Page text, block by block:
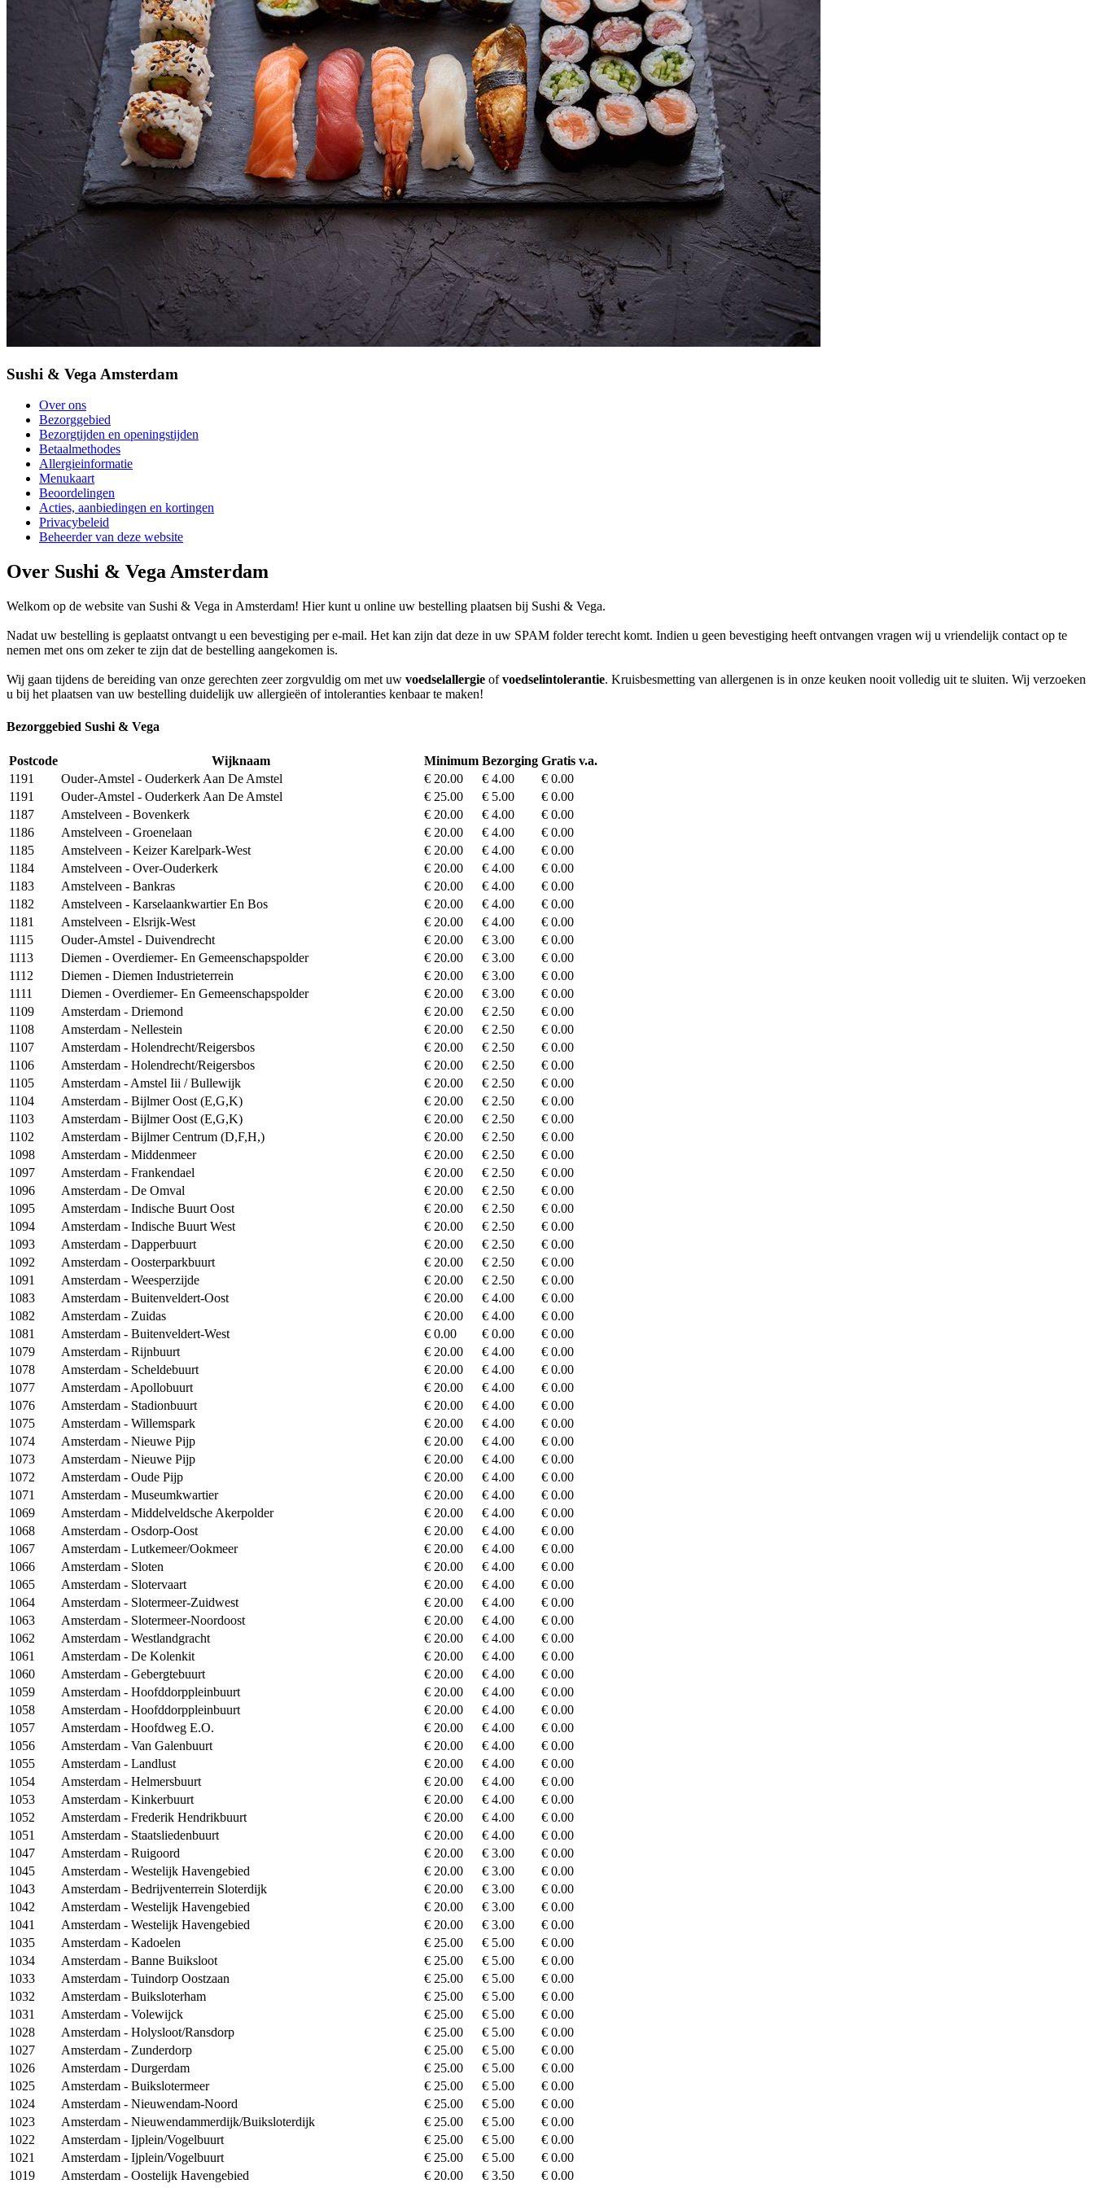
Sushi & Vega Amsterdam
Over ons
Bezorggebied
Bezorgtijden en openingstijden
Betaalmethodes
Allergieinformatie
Menukaart
Beoordelingen
Acties, aanbiedingen en kortingen
Privacybeleid
Beheerder van deze website
Over Sushi & Vega Amsterdam
Welkom op de website van Sushi & Vega in Amsterdam! Hier kunt u online uw bestelling plaatsen bij Sushi & Vega.
Nadat uw bestelling is geplaatst ontvangt u een bevestiging per e-mail. Het kan zijn dat deze in uw SPAM folder terecht komt. Indien u geen bevestiging heeft ontvangen vragen wij u vriendelijk contact op te
nemen met ons om zeker te zijn dat de bestelling aangekomen is.
Wij gaan tijdens de bereiding van onze gerechten zeer zorgvuldig om met uw voedselallergie ofvoedselintolerantie. Kruisbesmetting van allergenen is in onze keuken nooit volledig uit te sluiten. Wij verzoeken
u bij het plaatsen van uw bestelling duidelijk uw allergieën of intoleranties kenbaar te maken!
Bezorggebied Sushi & Vega
Postcode Wijknaam Minimum Bezorging Gratis v.a.
1191
Ouder-Amstel - Ouderkerk Aan De Amstel € 20.00 € 4.00
€ 0.00
1191
Ouder-Amstel - Ouderkerk Aan De Amstel € 25.00 € 5.00
€ 0.00
1187
Amstelveen - Bovenkerk € 20.00 € 4.00
€ 0.00
1186
Amstelveen - Groenelaan € 20.00 € 4.00
€ 0.00
1185
Amstelveen - Keizer Karelpark-West € 20.00 € 4.00
€ 0.00
1184
Amstelveen - Over-Ouderkerk € 20.00 € 4.00
€ 0.00
1183
Amstelveen - Bankras € 20.00 € 4.00
€ 0.00
1182
Amstelveen - Karselaankwartier En Bos € 20.00 € 4.00
€ 0.00
1181
Amstelveen - Elsrijk-West € 20.00 € 4.00
€ 0.00
1115
Ouder-Amstel - Duivendrecht € 20.00 € 3.00
€ 0.00
1113
Diemen - Overdiemer- En Gemeenschapspolder € 20.00 € 3.00
€ 0.00
1112
Diemen - Diemen Industrieterrein € 20.00 € 3.00
€ 0.00
1111
Diemen - Overdiemer- En Gemeenschapspolder € 20.00 € 3.00
€ 0.00
1109
Amsterdam - Driemond € 20.00 € 2.50
€ 0.00
1108
Amsterdam - Nellestein € 20.00 € 2.50
€ 0.00
1107
Amsterdam - Holendrecht/Reigersbos € 20.00 € 2.50
€ 0.00
1106
Amsterdam - Holendrecht/Reigersbos € 20.00 € 2.50
€ 0.00
1105
Amsterdam - Amstel Iii / Bullewijk € 20.00 € 2.50
€ 0.00
1104
Amsterdam - Bijlmer Oost (E,G,K) € 20.00 € 2.50
€ 0.00
1103
Amsterdam - Bijlmer Oost (E,G,K) € 20.00 € 2.50
€ 0.00
1102
Amsterdam - Bijlmer Centrum (D,F,H,) € 20.00 € 2.50
€ 0.00
1098
Amsterdam - Middenmeer € 20.00 € 2.50
€ 0.00
1097
Amsterdam - Frankendael € 20.00 € 2.50
€ 0.00
1096
Amsterdam - De Omval € 20.00 € 2.50
€ 0.00
1095
Amsterdam - Indische Buurt Oost € 20.00 € 2.50
€ 0.00
1094
Amsterdam - Indische Buurt West € 20.00 € 2.50
€ 0.00
1093
Amsterdam - Dapperbuurt € 20.00 € 2.50
€ 0.00
1092
Amsterdam - Oosterparkbuurt € 20.00 € 2.50
€ 0.00
1091
Amsterdam - Weesperzijde € 20.00 € 2.50
€ 0.00
1083
Amsterdam - Buitenveldert-Oost € 20.00 € 4.00
€ 0.00
1082
Amsterdam - Zuidas € 20.00 € 4.00
€ 0.00
1081
Amsterdam - Buitenveldert-West € 0.00 € 0.00
€ 0.00
1079
Amsterdam - Rijnbuurt € 20.00 € 4.00
€ 0.00
1078
Amsterdam - Scheldebuurt € 20.00 € 4.00
€ 0.00
1077
Amsterdam - Apollobuurt € 20.00 € 4.00
€ 0.00
1076
Amsterdam - Stadionbuurt € 20.00 € 4.00
€ 0.00
1075
Amsterdam - Willemspark € 20.00 € 4.00
€ 0.00
1074
Amsterdam - Nieuwe Pijp € 20.00 € 4.00
€ 0.00
1073
Amsterdam - Nieuwe Pijp € 20.00 € 4.00
€ 0.00
1072
Amsterdam - Oude Pijp € 20.00 € 4.00
€ 0.00
1071
Amsterdam - Museumkwartier € 20.00 € 4.00
€ 0.00
1069
Amsterdam - Middelveldsche Akerpolder € 20.00 € 4.00
€ 0.00
1068
Amsterdam - Osdorp-Oost € 20.00 € 4.00
€ 0.00
1067
Amsterdam - Lutkemeer/Ookmeer € 20.00 € 4.00
€ 0.00
1066
Amsterdam - Sloten € 20.00 € 4.00
€ 0.00
1065
Amsterdam - Slotervaart € 20.00 € 4.00
€ 0.00
1064
Amsterdam - Slotermeer-Zuidwest € 20.00 € 4.00
€ 0.00
1063
Amsterdam - Slotermeer-Noordoost € 20.00 € 4.00
€ 0.00
1062
Amsterdam - Westlandgracht € 20.00 € 4.00
€ 0.00
1061
Amsterdam - De Kolenkit € 20.00 € 4.00
€ 0.00
1060
Amsterdam - Gebergtebuurt € 20.00 € 4.00
€ 0.00
1059
Amsterdam - Hoofddorppleinbuurt € 20.00 € 4.00
€ 0.00
1058
Amsterdam - Hoofddorppleinbuurt € 20.00 € 4.00
€ 0.00
1057
Amsterdam - Hoofdweg E.O. € 20.00 € 4.00
€ 0.00
1056
Amsterdam - Van Galenbuurt € 20.00 € 4.00
€ 0.00
1055
Amsterdam - Landlust € 20.00 € 4.00
€ 0.00
1054
Amsterdam - Helmersbuurt € 20.00 € 4.00
€ 0.00
1053
Amsterdam - Kinkerbuurt € 20.00 € 4.00
€ 0.00
1052
Amsterdam - Frederik Hendrikbuurt € 20.00 € 4.00
€ 0.00
1051
Amsterdam - Staatsliedenbuurt € 20.00 € 4.00
€ 0.00
1047
Amsterdam - Ruigoord € 20.00 € 3.00
€ 0.00
1045
Amsterdam - Westelijk Havengebied € 20.00 € 3.00
€ 0.00
1043
Amsterdam - Bedrijventerrein Sloterdijk € 20.00 € 3.00
€ 0.00
1042
Amsterdam - Westelijk Havengebied € 20.00 € 3.00
€ 0.00
1041
Amsterdam - Westelijk Havengebied € 20.00 € 3.00
€ 0.00
1035
Amsterdam - Kadoelen € 25.00 € 5.00
€ 0.00
1034
Amsterdam - Banne Buiksloot € 25.00 € 5.00
€ 0.00
1033
Amsterdam - Tuindorp Oostzaan € 25.00 € 5.00
€ 0.00
1032
Amsterdam - Buiksloterham € 25.00 € 5.00
€ 0.00
1031
Amsterdam - Volewijck € 25.00 € 5.00
€ 0.00
1028
Amsterdam - Holysloot/Ransdorp € 25.00 € 5.00
€ 0.00
1027
Amsterdam - Zunderdorp € 25.00 € 5.00
€ 0.00
1026
Amsterdam - Durgerdam € 25.00 € 5.00
€ 0.00
1025
Amsterdam - Buikslotermeer € 25.00 € 5.00
€ 0.00
1024
Amsterdam - Nieuwendam-Noord € 25.00 € 5.00
€ 0.00
1023
Amsterdam - Nieuwendammerdijk/Buiksloterdijk € 25.00 € 5.00
€ 0.00
1022
Amsterdam - Ijplein/Vogelbuurt € 25.00 € 5.00
€ 0.00
1021
Amsterdam - Ijplein/Vogelbuurt € 25.00 € 5.00
€ 0.00
1019
Amsterdam - Oostelijk Havengebied € 20.00 € 3.50
€ 0.00